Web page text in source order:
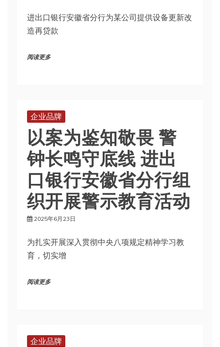
进出口银行安徽省分行为某公司提供设备更新改
造再贷款
阅读更多
企业品牌
以案为鉴知敬畏 警
钟长鸣守底线 进出
口银行安徽省分行组
织开展警示教育活动
2025年6月23日
为扎实开展深入贯彻中央八项规定精神学习教
育，切实增
阅读更多
企业品牌